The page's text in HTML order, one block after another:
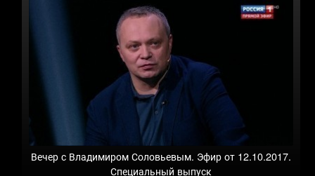
Вечер с Владимиром Соловьевым. Эфир от 12.10.2017.
Специальный выпуск